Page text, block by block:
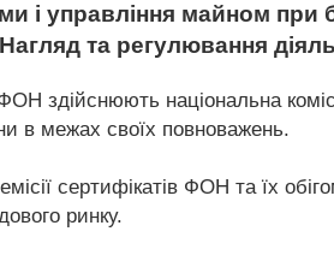
і управління майном при
та регулювання
здійснюють національна
в межах своїх повноважень.
сертифікатів ФОН та їх
ринку.